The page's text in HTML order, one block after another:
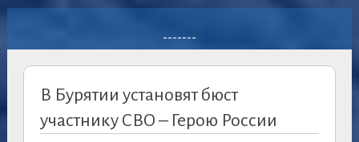
-------
В Бурятии установят бюст
участнику СВО – Герою России